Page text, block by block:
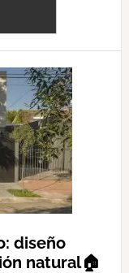
diseño
natural🏠